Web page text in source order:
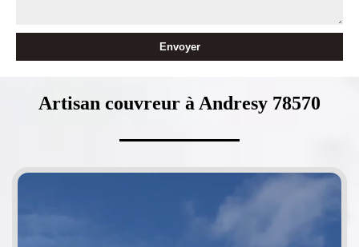
Artisan couvreur à Andresy 78570